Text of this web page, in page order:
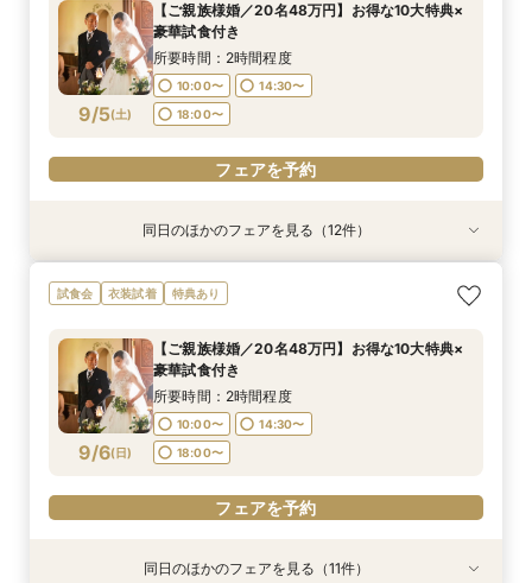
9/4( 金)
10:00〜
18:00〜
フェアを予約
9/4( 金)
10:00〜
18:00〜
フェアを予約
9/4( 金)
10:00〜
18:00〜
フェアを予約
9/4( 金)
10:00〜
18:00〜
フェアを予約
9/4( 金)
10:00〜
18:00〜
フェアを予約
9/4( 金)
10:00〜
18:00〜
フェアを予約
9/4( 金)
10:00〜
18:00〜
フェアを予約
9/4( 金)
10:00〜
18:00〜
フェアを予約
9/4( 金)
10:00〜
18:00〜
フェアを予約
9/4( 金)
10:00〜
14:00〜
16:00〜
18:00〜
9/4( 金)
18:00〜
フェアを予約
9/4( 金)
17:00〜
19:00〜
フェアを予約
9/5(土)
【ご親族様婚／20名48万円】お得な10大特典×
豪華試食付き
所要時間：2時間程度
10:00〜
14:30〜
18:00〜
フェアを予約
衣装試着 特典あり
9/5( 土)
【ご家族婚／10名38万円】お得な10大特典×豪
華試食付き
10:00〜
18:00〜
フェアを予約
衣装試着 特典あり
9/5( 土)
【フォト婚／衣裳込13万円】お得な10大特典×豪
華試食付きも
10:00〜
18:00〜
フェアを予約
衣装試着 特典あり
9/5( 土)
【パパママ婚／10名38万円】お得な10大特典×
豪華試食付き
10:00〜
18:00〜
フェアを予約
衣装試着 特典あり
9/5( 土)
【お得な宿泊プレゼントプラン】10大特典×少人
数×試食付き
10:00〜
18:00〜
フェアを予約
衣装試着 特典あり
9/5( 土)
【会費婚／50名様40万円／2部制も可】お得な
特典×試食付き
10:00〜
18:00〜
フェアを予約
衣装試着
9/5( 土)
【和婚＆神社婚／20名48万円】お得な10大特典
×豪華試食
10:00〜
18:00〜
フェアを予約
衣装試着 特典あり
9/5( 土)
【五社神社婚／100万相当がお得に】10大特典×
豪華試食
10:00〜
18:00〜
フェアを予約
衣装試着 特典あり
9/5( 土)
【コスパ婚／30名様100万円OFF】10大特典＆豪
華試食
10:00〜
18:00〜
フェアを予約
衣装試着 特典あり
9/5( 土)
【挙式＋写真婚／25万円から】お得な10大特典×
豪華試食付き
10:00〜
18:00〜
フェアを予約
衣装試着 特典あり
9/5( 土)
【オンライン相談OK！】ご自宅で完結相談×10
大特典
18:00〜
フェアを予約
衣装試着 特典あり
9/5( 土)
【リニューアル記念！】10大特典×豪華3万円試
食付フェア
10:00〜
19:00〜
フェアを予約
衣装試着 特典あり
9/5( 土)
【土・祝日限定】Amazon１万円×試食◆リ
ニューアル記念◆
10:00〜
19:00〜
フェアを予約
同日のほかのフェアを見る（12件）
試食会 衣装試着 特典あり
9/6(日)
【ご親族様婚／20名48万円】お得な10大特典×
豪華試食付き
所要時間：2時間程度
10:00〜
14:30〜
18:00〜
フェアを予約
衣装試着 特典あり
衣装試着 特典あり
衣装試着 特典あり
衣装試着 特典あり
衣装試着 特典あり
衣装試着
衣装試着 特典あり
衣装試着 特典あり
衣装試着 特典あり
衣装試着 特典あり
衣装試着 特典あり
同日のほかのフェアを見る（11件）